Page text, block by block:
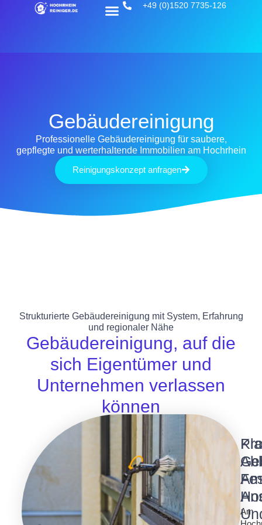
+49 (0)1520 7735-126
Gebäudereinigung
Professionelle Gebäudereinigung für saubere,
gepflegte und werterhaltende Immobilien am Hochrhein
Reinigungskonzept anfragen
Strukturierte Gebäudereinigung mit System, Erfahrung
und regionaler Nähe
Gebäudereinigung, auf die
sich Eigentümer und
Unternehmen verlassen
können
Am